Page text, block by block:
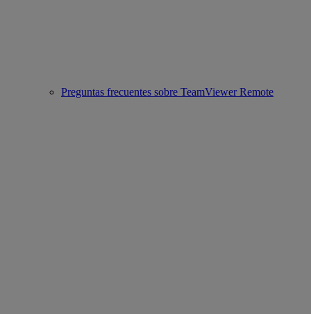
Preguntas frecuentes sobre TeamViewer Remote